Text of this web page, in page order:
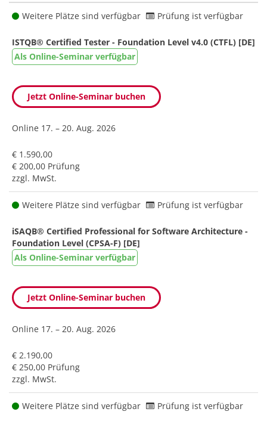
Weitere Plätze sind verfügbar Prüfung ist verfügbar
ISTQB® Certified Tester - Foundation Level v4.0 (CTFL) [DE]
Als Online-Seminar verfügbar
Jetzt Online-Seminar buchen
Online 17. – 20. Aug. 2026
€ 1.590,00
€ 200,00 Prüfung
zzgl. MwSt.
Weitere Plätze sind verfügbar Prüfung ist verfügbar
iSAQB® Certified Professional for Software Architecture -
Foundation Level (CPSA-F) [DE]
Als Online-Seminar verfügbar
Jetzt Online-Seminar buchen
Online 17. – 20. Aug. 2026
€ 2.190,00
€ 250,00 Prüfung
zzgl. MwSt.
Weitere Plätze sind verfügbar Prüfung ist verfügbar